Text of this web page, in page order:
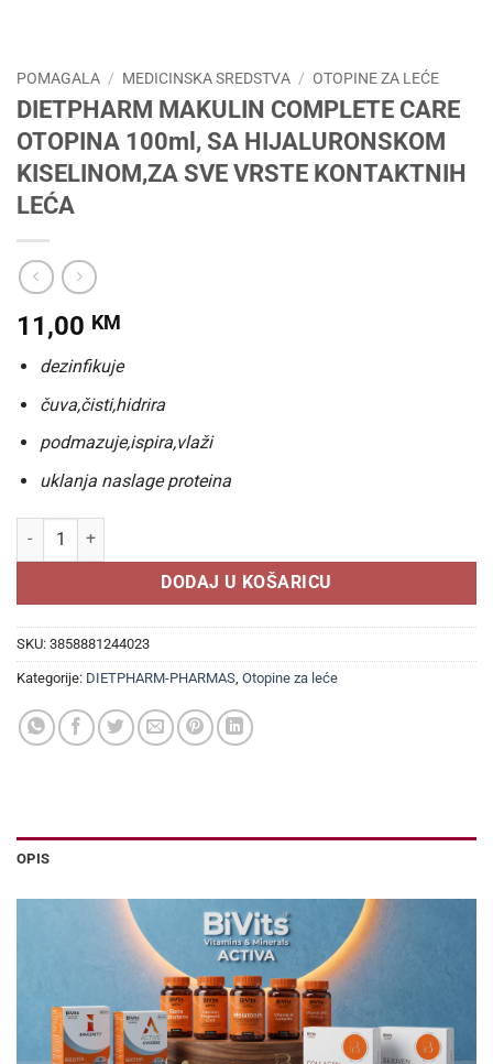
POMAGALA / MEDICINSKA SREDSTVA / OTOPINE ZA LEĆE
DIETPHARM MAKULIN COMPLETE CARE
OTOPINA 100ml, SA HIJALURONSKOM
KISELINOM,ZA SVE VRSTE KONTAKTNIH
LEĆA
11,00 KM
dezinfikuje
čuva,čisti,hidrira
podmazuje,ispira,vlaži
uklanja naslage proteina
DIETPHARM MAKULIN COMPLETE CARE OTOPINA 100ml, SA
DODAJ U KOŠARICU
SKU: 3858881244023
Kategorije: DIETPHARM-PHARMAS, Otopine za leće
OPIS